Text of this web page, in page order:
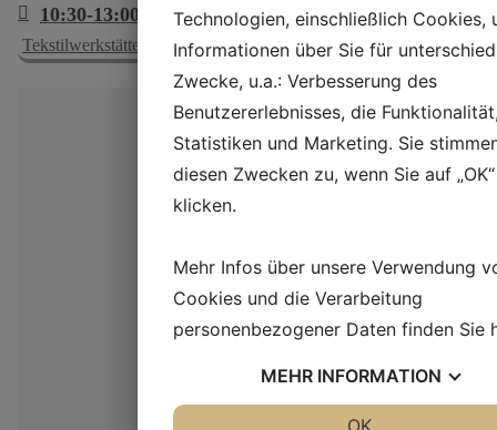
10:30-13:00 & 13.30-15.30
Tekstilwerkstätte, nr. 15
Technologien, einschließlich Cookies,
Informationen über Sie für
Zwecke, u.a.: Verbesserung des
Benutzererlebnisses, die
Statistiken und Marketing. Sie
diesen Zwecken zu, wenn Sie auf „OK“
klicken.
Mehr Infos über unsere Verwendung
Cookies und die Verarbeitung
personenbezogener Daten finden Sie
MEHR INFORMATION
OK